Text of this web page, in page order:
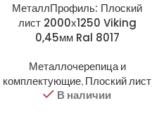
МеталлПрофиль: Плоский
лист 2000х1250 Viking
0,45мм Ral 8017
Металлочерепица и
комплектующие, Плоский лист
В наличии